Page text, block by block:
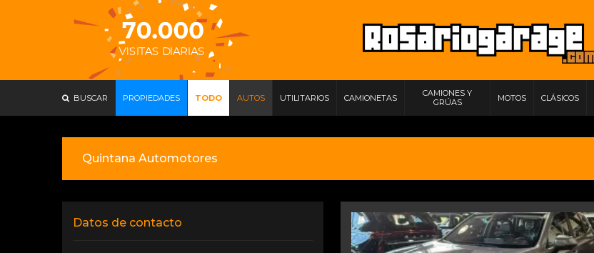
BUSCAR PROPIEDADES TODO AUTOS UTILITARIOS CAMIONETAS
CAMIONES Y
GRÚAS
MOTOS CLÁSICOS
Quintana Automotores
Datos de contacto